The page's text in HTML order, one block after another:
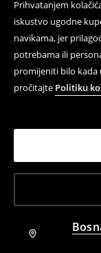
Prihvatanjem
iskustvo ugodne
navikama, jer
potrebama ili
promijeniti bilo kada
pročitajte Politiku